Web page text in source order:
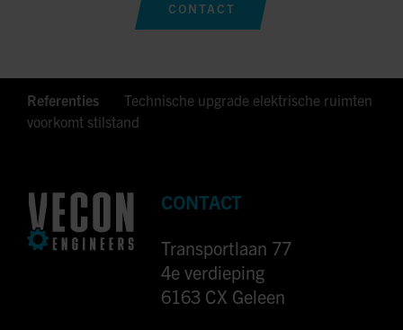
CONTACT
Referenties
Technische upgrade elektrische ruimten
voorkomt stilstand
CONTACT
Transportlaan 77
4e verdieping
6163 CX Geleen